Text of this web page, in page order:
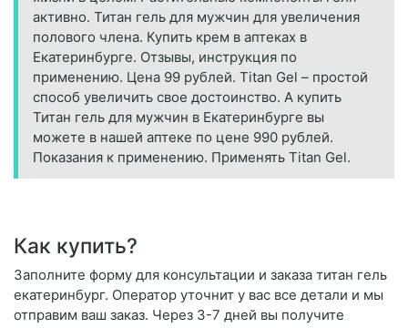
активно. Титан гель для мужчин для увеличения
полового члена. Купить крем в аптеках в
Екатеринбурге. Отзывы, инструкция по
применению. Цена 99 рублей. Titan Gel – простой
способ увеличить свое достоинство. А купить
Титан гель для мужчин в Екатеринбурге вы
можете в нашей аптеке по цене 990 рублей.
Показания к применению. Применять Titan Gel.
Как купить?
Заполните форму для консультации и заказа титан гель
екатеринбург. Оператор уточнит у вас все детали и мы
отправим ваш заказ. Через 3-7 дней вы получите